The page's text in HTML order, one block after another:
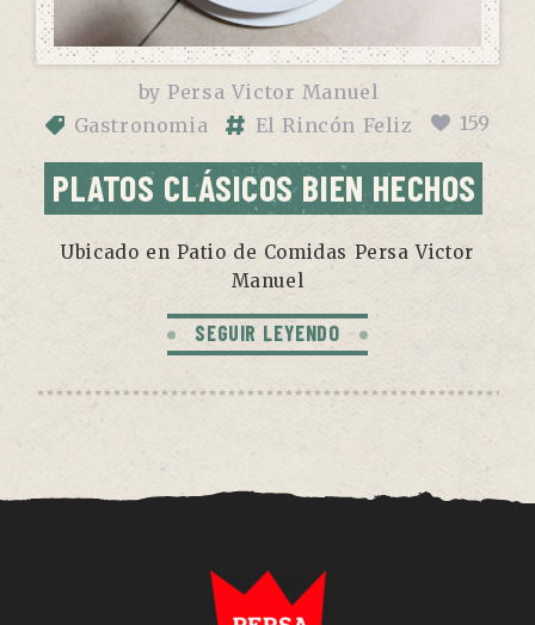
byPersa Victor Manuel
Gastronomia
El Rincón Feliz 159
PLATOS CLÁSICOS BIEN HECHOS
Ubicado en Patio de Comidas Persa Victor
Manuel
SEGUIR LEYENDO